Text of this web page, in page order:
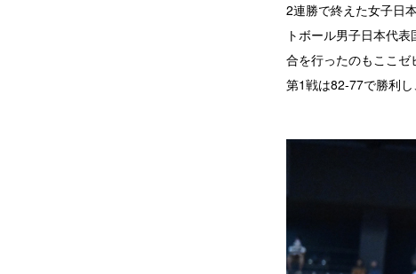
2連勝で終えた女子日
トボール男子日本代
合を行ったのもここ
第1戦は82-77で勝利し